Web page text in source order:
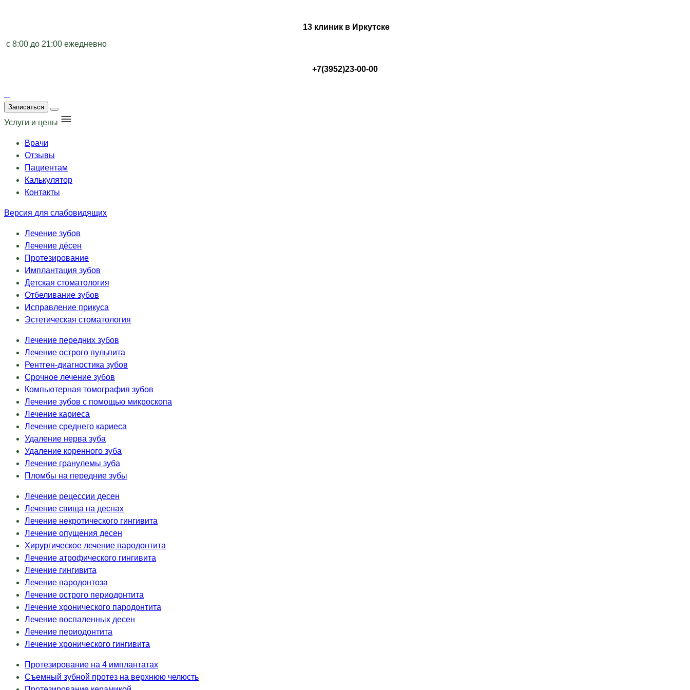
13 клиник в Иркутске
с 8:00 до 21:00 ежедневно
+7(3952)23-00-00
Записаться
Услуги и цены
Врачи
Отзывы
Пациентам
Калькулятор
Контакты
Версия для слабовидящих
Лечение зубов
Лечение дёсен
Протезирование
Имплантация зубов
Детская стоматология
Отбеливание зубов
Исправление прикуса
Эстетическая стоматология
Лечение передних зубов
Лечение острого пульпита
Рентген-диагностика зубов
Срочное лечение зубов
Компьютерная томография зубов
Лечение зубов с помощью микроскопа
Лечение кариеса
Лечение среднего кариеса
Удаление нерва зуба
Удаление коренного зуба
Лечение гранулемы зуба
Пломбы на передние зубы
Лечение рецессии десен
Лечение свища на деснах
Лечение некротического гингивита
Лечение опущения десен
Хирургическое лечение пародонтита
Лечение атрофического гингивита
Лечение гингивита
Лечение пародонтоза
Лечение острого периодонтита
Лечение хронического пародонтита
Лечение воспаленных десен
Лечение периодонтита
Лечение хронического гингивита
Протезирование на 4 имплантатах
Съемный зубной протез на верхнюю челюсть